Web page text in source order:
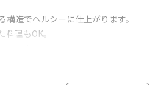
造でヘルシーに仕上がります。
理もOK。